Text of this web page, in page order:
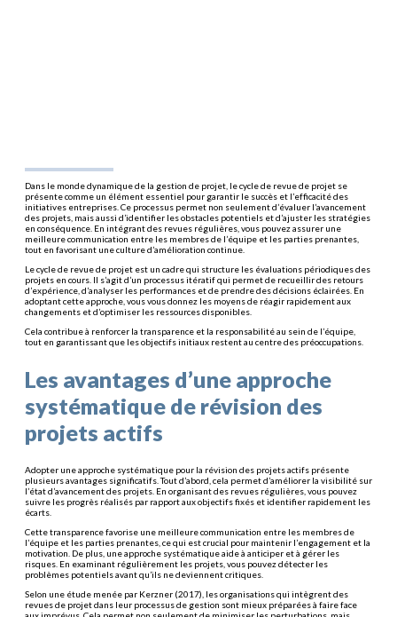
Dans le monde dynamique de la gestion de projet, le cycle de revue de projet se
présente comme un élément essentiel pour garantir le succès et l’efficacité des
initiatives entreprises. Ce processus permet non seulement d’évaluer l’avancement
des projets, mais aussi d’identifier les obstacles potentiels et d’ajuster les stratégies
en conséquence. En intégrant des revues régulières, vous pouvez assurer une
meilleure communication entre les membres de l’équipe et les parties prenantes,
tout en favorisant une culture d’amélioration continue.
Le cycle de revue de projet est un cadre qui structure les évaluations périodiques des
projets en cours. Il s’agit d’un processus itératif qui permet de recueillir des retours
d’expérience, d’analyser les performances et de prendre des décisions éclairées. En
adoptant cette approche, vous vous donnez les moyens de réagir rapidement aux
changements et d’optimiser les ressources disponibles.
Cela contribue à renforcer la transparence et la responsabilité au sein de l’équipe,
tout en garantissant que les objectifs initiaux restent au centre des préoccupations.
Les avantages d’une approche
systématique de révision des
projets actifs
Adopter une approche systématique pour la révision des projets actifs présente
plusieurs avantages significatifs. Tout d’abord, cela permet d’améliorer la visibilité sur
l’état d’avancement des projets. En organisant des revues régulières, vous pouvez
suivre les progrès réalisés par rapport aux objectifs fixés et identifier rapidement les
écarts.
Cette transparence favorise une meilleure communication entre les membres de
l’équipe et les parties prenantes, ce qui est crucial pour maintenir l’engagement et la
motivation. De plus, une approche systématique aide à anticiper et à gérer les
risques. En examinant régulièrement les projets, vous pouvez détecter les
problèmes potentiels avant qu’ils ne deviennent critiques.
Selon une étude menée par Kerzner (2017), les organisations qui intègrent des
revues de projet dans leur processus de gestion sont mieux préparées à faire face